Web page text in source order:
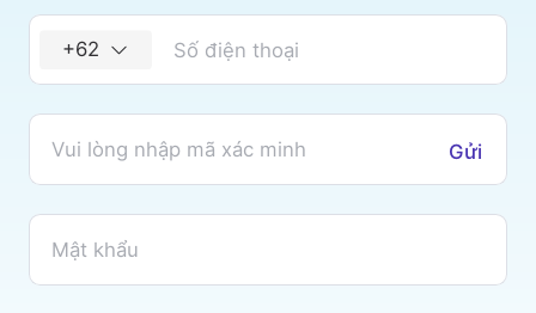
+62
Gửi